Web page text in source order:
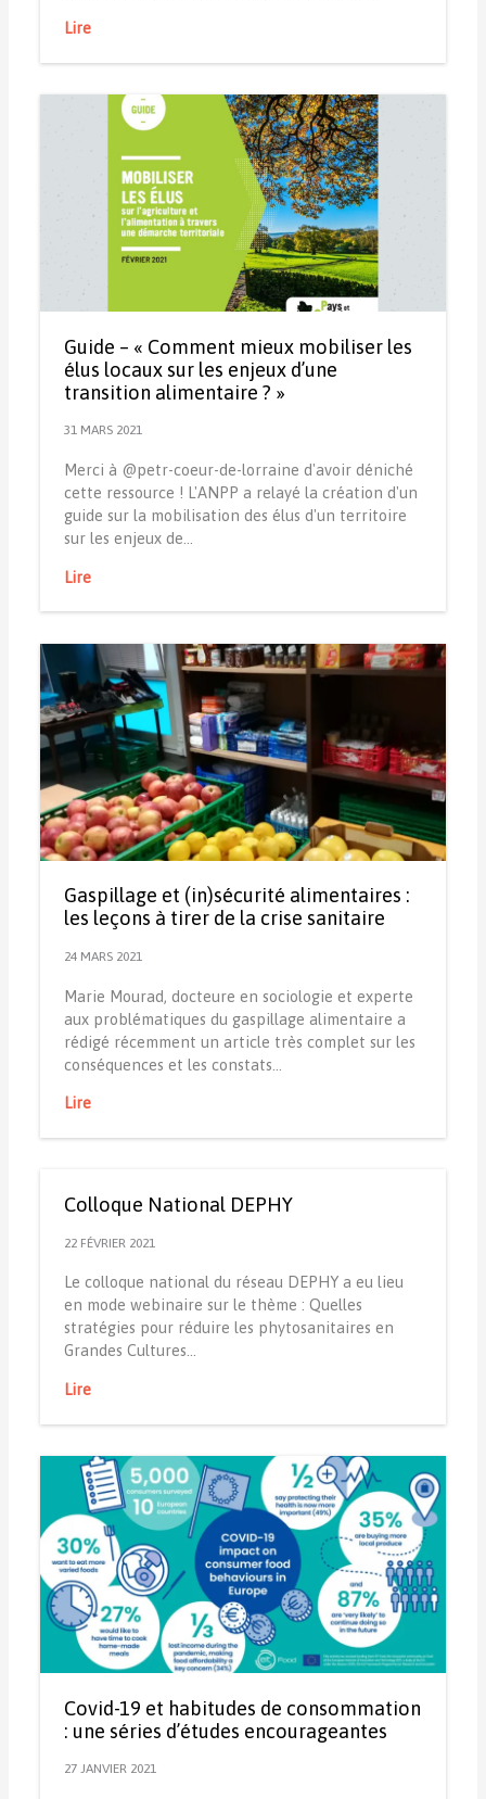
Lire
Guide – « Comment mieux mobiliser les
élus locaux sur les enjeux d’une
transition alimentaire ? »
31 MARS 2021
Merci à @petr-coeur-de-lorraine d'avoir déniché
cette ressource ! L'ANPP a relayé la création d'un
guide sur la mobilisation des élus d'un territoire
sur les enjeux de…
Lire
Gaspillage et (in)sécurité alimentaires :
les leçons à tirer de la crise sanitaire
24 MARS 2021
Marie Mourad, docteure en sociologie et experte
aux problématiques du gaspillage alimentaire a
rédigé récemment un article très complet sur les
conséquences et les constats…
Lire
Colloque National DEPHY
22 FÉVRIER 2021
Le colloque national du réseau DEPHY a eu lieu
en mode webinaire sur le thème : Quelles
stratégies pour réduire les phytosanitaires en
Grandes Cultures…
Lire
Covid-19 et habitudes de consommation
: une séries d’études encourageantes
27 JANVIER 2021